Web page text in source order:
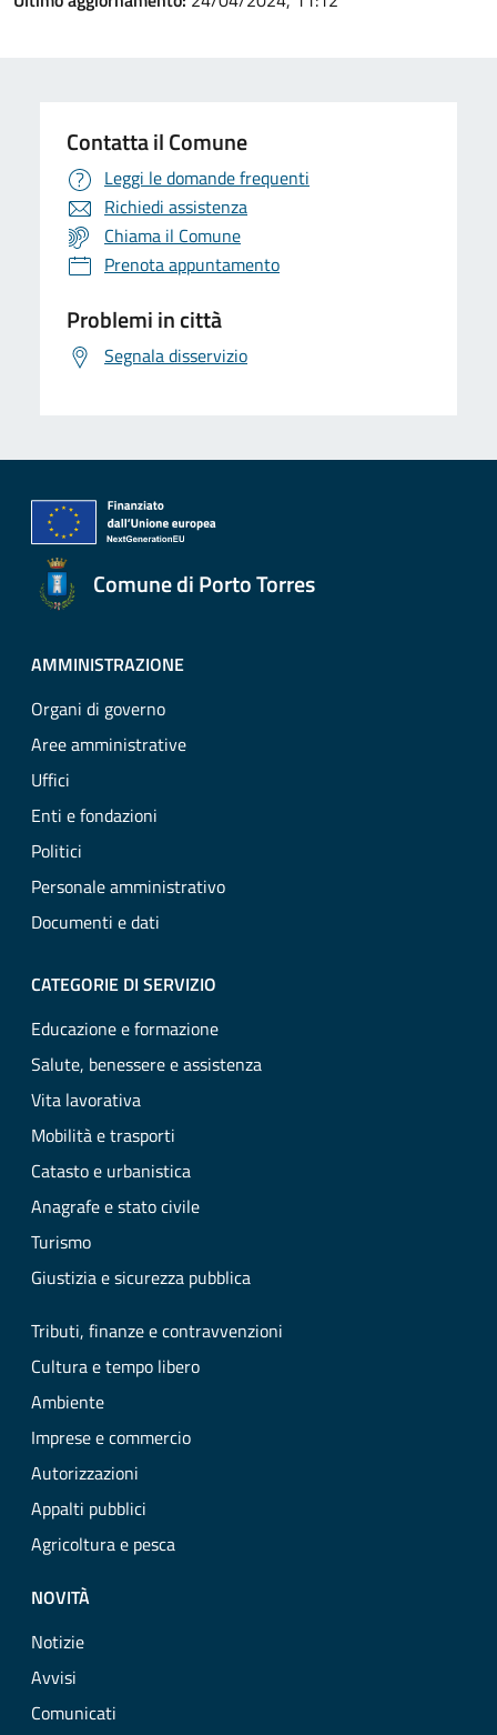
Contatta il Comune
Leggi le domande frequenti
Richiedi assistenza
Chiama il Comune
Prenota appuntamento
Problemi in città
Segnala disservizio
Comune di Porto Torres
AMMINISTRAZIONE
Organi di governo
Aree amministrative
Uffici
Enti e fondazioni
Politici
Personale amministrativo
Documenti e dati
CATEGORIE DI SERVIZIO
Educazione e formazione
Salute, benessere e assistenza
Vita lavorativa
Mobilità e trasporti
Catasto e urbanistica
Anagrafe e stato civile
Turismo
Giustizia e sicurezza pubblica
Tributi, finanze e contravvenzioni
Cultura e tempo libero
Ambiente
Imprese e commercio
Autorizzazioni
Appalti pubblici
Agricoltura e pesca
NOVITÀ
Notizie
Avvisi
Comunicati